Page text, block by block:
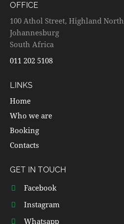
OFFICE
100 Athol Street, Highland North
Johannesburg
South Africa
011 202 5108
LINKS
Home
Who we are
Booking
Contacts
GET IN TOUCH
Facebook
Instagram
Whatsapp